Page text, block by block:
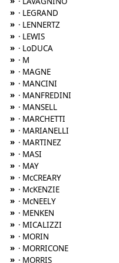
» · LEGRAND
» · LENNERTZ
» · LEWIS
» · LoDUCA
» · M
» · MAGNE
» · MANCINI
» · MANFREDINI
» · MANSELL
» · MARCHETTI
» · MARIANELLI
» · MARTINEZ
» · MASI
» · MAY
» · McCREARY
» · McKENZIE
» · McNEELY
» · MENKEN
» · MICALIZZI
» · MORIN
» · MORRICONE
» · MORRIS